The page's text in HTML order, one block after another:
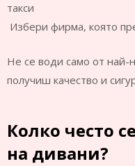
такси
Избери фирма, която
Не се води само от
получиш качество и
Колко често
на дивани?